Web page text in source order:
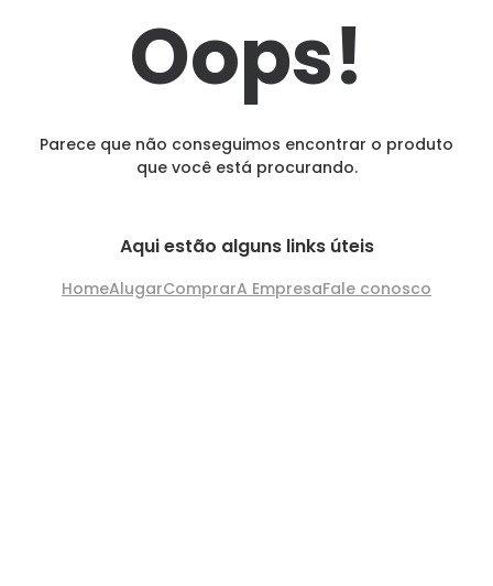
Oops!
Parece que não conseguimos encontrar o produto
que você está procurando.
Aqui estão alguns links úteis
HomeAlugarComprarA EmpresaFale conosco